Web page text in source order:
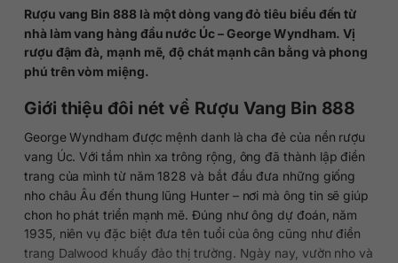
Rượu vang Bin 888 là một dòng vang đỏ tiêu biểu đến từ
nhà làm vang hàng đầu nước Úc – George Wyndham. Vị
rượu đậm đà, mạnh mẽ, độ chát mạnh cân bằng và phong
phú trên vòm miệng.
Giới thiệu đôi nét về Rượu Vang Bin 888
George Wyndham được mệnh danh là cha đẻ của nền rượu
vang Úc. Với tầm nhìn xa trông rộng, ông đã thành lập điền
trang của mình từ năm 1828 và bắt đầu đưa những giống
nho châu Âu đến thung lũng Hunter – nơi mà ông tin sẽ giúp
chon ho phát triển mạnh mẽ. Đúng như ông dự đoán, năm
1935, niên vụ đặc biệt đưa tên tuổi của ông cũng như điền
trang Dalwood khuấy đảo thị trường. Ngày nay, vườn nho và